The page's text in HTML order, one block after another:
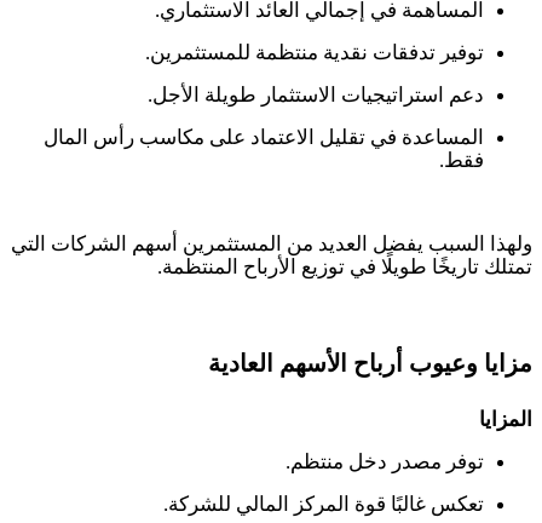
المساهمة في إجمالي العائد الاستثماري.
توفير تدفقات نقدية منتظمة للمستثمرين.
دعم استراتيجيات الاستثمار طويلة الأجل.
المساعدة في تقليل الاعتماد على مكاسب رأس المال
فقط.
ولهذا السبب يفضل العديد من المستثمرين أسهم الشركات التي
تمتلك تاريخًا طويلًا في توزيع الأرباح المنتظمة.
مزايا وعيوب أرباح الأسهم العادية
المزايا
توفر مصدر دخل منتظم.
تعكس غالبًا قوة المركز المالي للشركة.